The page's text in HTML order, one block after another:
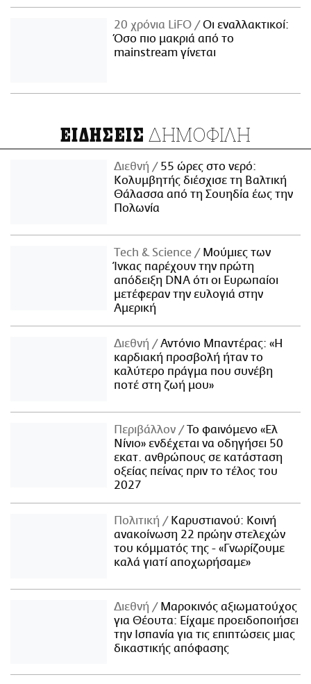
20 χρόνια LiFO
Οι εναλλακτικοί:
Όσο πιο μακριά από το
mainstream γίνεται
ΕΙΔΗΣΕΙΣ ΔΗΜΟΦΙΛΗ
Διεθνή
55 ώρες στο νερό:
Κολυμβητής διέσχισε τη Βαλτική
Θάλασσα από τη Σουηδία έως την
Πολωνία
Τech & Science
Μούμιες των
Ίνκας παρέχουν την πρώτη
απόδειξη DNA ότι οι Ευρωπαίοι
μετέφεραν την ευλογιά στην
Αμερική
Διεθνή
Αντόνιο Μπαντέρας: «Η
καρδιακή προσβολή ήταν το
καλύτερο πράγμα που συνέβη
ποτέ στη ζωή μου»
Περιβάλλον
Το φαινόμενο «Ελ
Νίνιο» ενδέχεται να οδηγήσει 50
εκατ. ανθρώπους σε κατάσταση
οξείας πείνας πριν το τέλος του
2027
Πολιτική
Καρυστιανού: Κοινή
ανακοίνωση 22 πρώην στελεχών
του κόμματός της - «Γνωρίζουμε
καλά γιατί αποχωρήσαμε»
Διεθνή
Μαροκινός αξιωματούχος
για Θέουτα: Είχαμε προειδοποιήσει
την Ισπανία για τις επιπτώσεις μιας
δικαστικής απόφασης